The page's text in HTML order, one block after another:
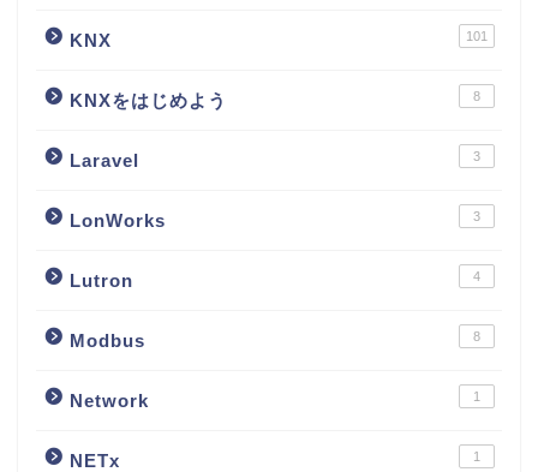
KNX 101
KNXをはじめよう 8
Laravel 3
LonWorks 3
Lutron 4
Modbus 8
Network 1
NETx 1